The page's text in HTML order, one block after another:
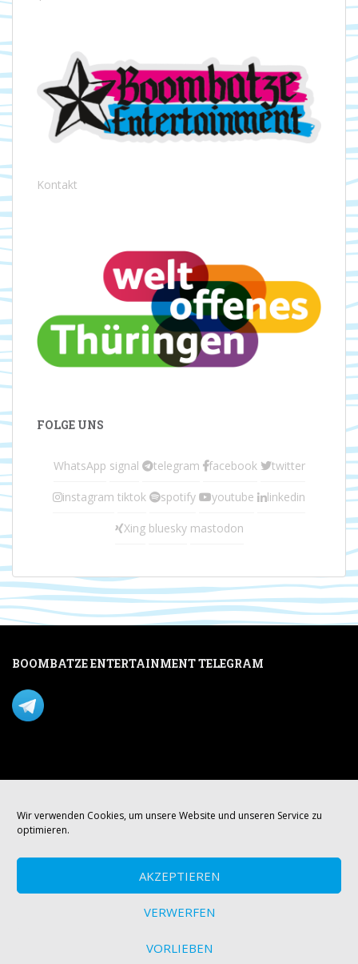
Wir verwenden Cookies, um unsere Website und unseren Service zu
optimieren.
AKZEPTIEREN
VERWERFEN
VORLIEBEN
Kontakt
FOLGE UNS
WhatsApp signal telegram facebook twitter
instagram tiktok spotify youtube linkedin
Xing bluesky mastodon
BOOMBATZE ENTERTAINMENT TELEGRAM